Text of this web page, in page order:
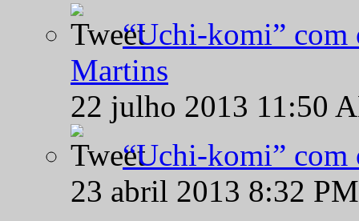
“Uchi-komi” com
Martins
22 julho 2013 11:50
“Uchi-komi” com
23 abril 2013 8:32